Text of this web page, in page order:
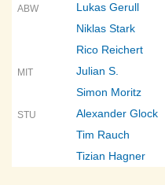
ABW
Lukas Gerull
Niklas Stark
Rico Reichert
MIT
Julian S.
Simon Moritz
STU
Alexander Glock
Tim Rauch
Tizian Hagner